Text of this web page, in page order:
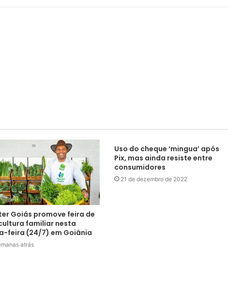
Goiás promove feira de
familiar nesta
feira (24/7) em Goiânia
atrás
Uso do cheque ‘mingua’ após
Pix, mas ainda resiste entre
consumidores
21 de dezembro de 2022